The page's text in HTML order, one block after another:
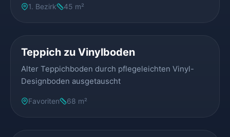
1. Bezirk 45 m²
Teppich zu Vinylboden
Alter Teppichboden durch pflegeleichten Vinyl-
Designboden ausgetauscht
Favoriten 68 m²